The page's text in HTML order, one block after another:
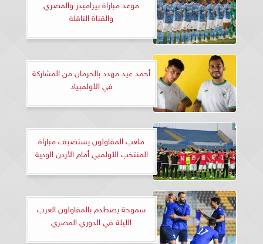
موعد مباراة بيراميدز والمصري
والقناة الناقلة
أحمد عيد مهدد بالحرمان من المشاركة
في الأولمبياد
ملعب المقاولون يستضيف مباراة
المنتخب الأولمبي أمام الأردن الودية
سموحة يصطدم بالمقاولون العرب
الليلة في الدوري المصري